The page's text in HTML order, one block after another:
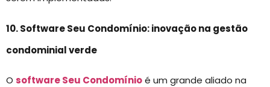
10. Software Seu Condomínio: inovação na gestão
condominial verde
O software Seu Condomínioé um grande aliado na